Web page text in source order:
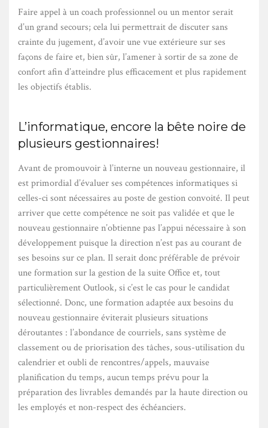
Faire appel à un coach professionnel ou un mentor serait
d’un grand secours; cela lui permettrait de discuter sans
crainte du jugement, d’avoir une vue extérieure sur ses
façons de faire et, bien sûr, l’amener à sortir de sa zone de
confort afin d’atteindre plus efficacement et plus rapidement
les objectifs établis.
L’informatique, encore la bête noire de
plusieurs gestionnaires!
Avant de promouvoir à l’interne un nouveau gestionnaire, il
est primordial d’évaluer ses compétences informatiques si
celles-ci sont nécessaires au poste de gestion convoité. Il peut
arriver que cette compétence ne soit pas validée et que le
nouveau gestionnaire n’obtienne pas l’appui nécessaire à son
développement puisque la direction n’est pas au courant de
ses besoins sur ce plan. Il serait donc préférable de prévoir
une formation sur la gestion de la suite Office et, tout
particulièrement Outlook, si c’est le cas pour le candidat
sélectionné. Donc, une formation adaptée aux besoins du
nouveau gestionnaire éviterait plusieurs situations
déroutantes : l’abondance de courriels, sans système de
classement ou de priorisation des tâches, sous-utilisation du
calendrier et oubli de rencontres/appels, mauvaise
planification du temps, aucun temps prévu pour la
préparation des livrables demandés par la haute direction ou
les employés et non-respect des échéanciers.